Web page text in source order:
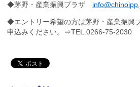
◆茅野・産業振興プラザ
◆エントリー希望の方は茅野・産業振興
申込みください。⇒TEL.0266-75-2030